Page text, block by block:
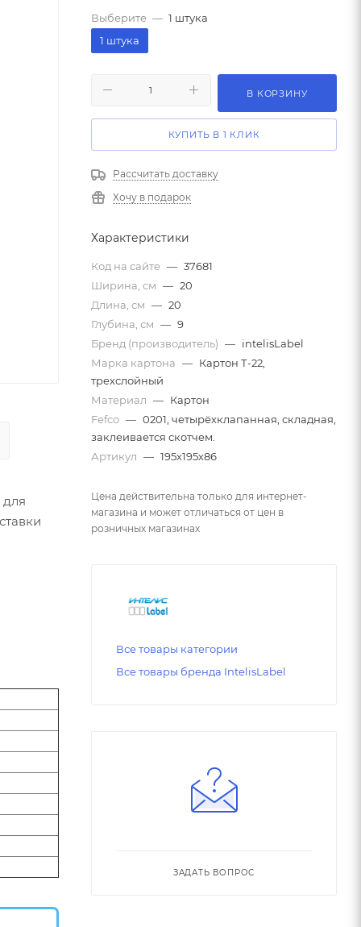
для
Выберите — 1 штука
1 штука
В КОРЗИНУ
КУПИТЬ В 1 КЛИК
Рассчитать доставку
Хочу в подарок
Характеристики
Код на сайте — 37681
Ширина, см — 20
Длина, см — 20
Глубина, см — 9
Бренд (производитель) — intelisLabel
Марка картона — Картон Т-22,
трехслойный
Материал — Картон
Fefco — 0201, четырёхклапанная, складная,
заклеивается скотчем.
Артикул — 195х195х86
Цена действительна только для интернет-
магазина и может отличаться от цен в
розничных магазинах
Все товары категории
Все товары бренда IntelisLabel
ЗАДАТЬ ВОПРОС